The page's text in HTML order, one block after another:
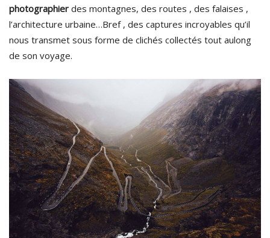
photographier des montagnes, des routes , des falaises ,
l’architecture urbaine…Bref , des captures incroyables qu’il
nous transmet sous forme de clichés collectés tout aulong
de son voyage.